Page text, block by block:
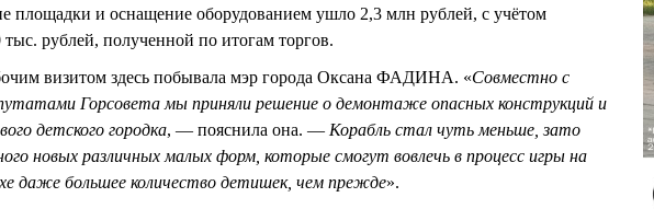
площадки и оснащение оборудованием ушло 2,3 млн рублей, с учётом
рублей, полученной по итогам торгов.
визитом здесь побывала мэр города Оксана ФАДИНА. «Совместно с
Горсовета мы приняли решение о демонтаже опасных конструкций и
детского городка, — пояснила она. — Корабль стал чуть меньше, зато
новых различных малых форм, которые смогут вовлечь в процесс игры на
даже большее количество детишек, чем прежде».